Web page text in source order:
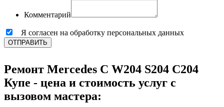
Комментарий
Я согласен на обработку персональных данных
ОТПРАВИТЬ
Ремонт Mercedes C W204 S204 C204
Купе - цена и стоимость услуг с
вызовом мастера: